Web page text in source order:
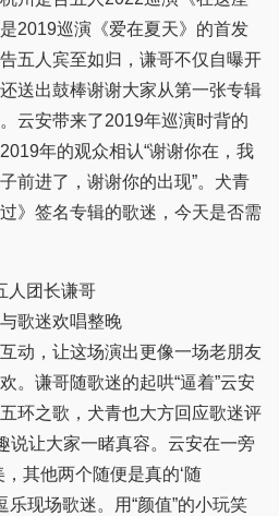
2019巡演《爱在夏天》的首发
五人宾至如归，谦哥不仅自曝开
送出鼓棒谢谢大家从第一张专辑
云安带来了2019年巡演时背的
年的观众相认“谢谢你在，我
前进了，谢谢你的出现”。犬青
》签名专辑的歌迷，今天是否需
人团长谦哥
歌迷欢唱整晚
，让这场演出更像一场老朋友
。谦哥随歌迷的起哄“逼着”云安
环之歌，犬青也大方回应歌迷评
说让大家一睹真容。云安在一旁
其他两个随便是真的‘随
乐现场歌迷。用“颜值”的小玩笑